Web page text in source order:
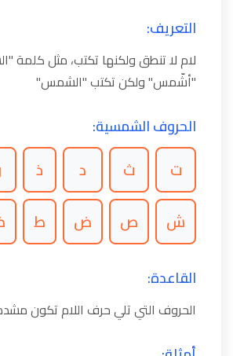
التعريف:
لام لا تنطق ولكنها تكتب، مثل
"أشّمس" ولكن تكتب "الشمس"
الحروف الشمسية:
ت ث د ذ
ش
ص ض ط
القاعدة:
الحروف التي تلي حرف اللام تكون